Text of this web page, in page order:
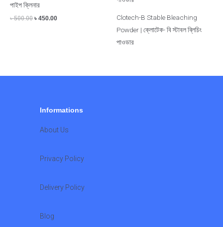
পাইপ ক্লিনার
৳500.00 ৳ 450.00
Clotech-B Stable Bleaching
Powder | ক্লোটেক- বি স্টাবল ব্লিচিং
পাওডার
Informations
About Us
Privacy Policy
Delivery Policy
Blog